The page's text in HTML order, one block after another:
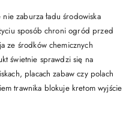
zaburza ładu środowiska
sposób chroni ogród przed
ze środków chemicznych
świetnie sprawdzi się na
placach zabaw czy polach
trawnika blokuje kretom wyjście